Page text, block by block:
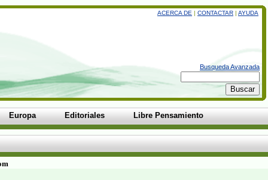
ACERCA DE | CONTACTAR | AYUDA
Busqueda Avanzada
Europa Editoriales Libre Pensamiento